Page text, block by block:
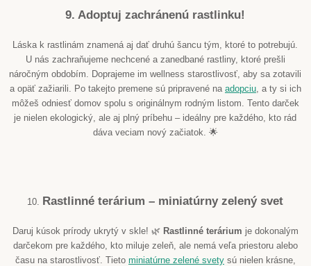
9. Adoptuj zachránenú rastlinku!
Láska k rastlinám znamená aj dať druhú šancu tým, ktoré to potrebujú.
U nás zachraňujeme nechcené a zanedbané rastliny, ktoré prešli
náročným obdobím. Doprajeme im wellness starostlivosť, aby sa zotavili
a opäť zažiarili. Po takejto premene sú pripravené na adopciu, a ty si ich
môžeš odniesť domov spolu s originálnym rodným listom. Tento darček
je nielen ekologický, ale aj plný príbehu – ideálny pre každého, kto rád
dáva veciam nový začiatok. 🌟
10. Rastlinné terárium – miniatúrny zelený svet
Daruj kúsok prírody ukrytý v skle! 🌿 Rastlinné terárium je dokonalým
darčekom pre každého, kto miluje zeleň, ale nemá veľa priestoru alebo
času na starostlivosť. Tieto miniatúrne zelené svetysú nielen krásne,